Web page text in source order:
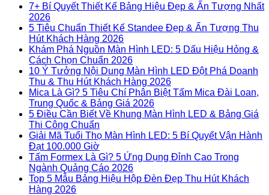
7+ Bí Quyết Thiết Kế Bảng Hiệu Đẹp & Ấn Tượng Nhất
2026
5 Tiêu Chuẩn Thiết Kế Standee Đẹp & Ấn Tượng Thu
Hút Khách Hàng 2026
Khám Phá Nguồn Màn Hình LED: 5 Dấu Hiệu Hỏng &
Cách Chọn Chuẩn 2026
10 Ý Tưởng Nội Dung Màn Hình LED Đột Phá Doanh
Thu & Thu Hút Khách Hàng 2026
Mica Là Gì? 5 Tiêu Chí Phân Biệt Tấm Mica Đài Loan,
Trung Quốc & Bảng Giá 2026
5 Điều Cần Biết Về Khung Màn Hình LED & Bảng Giá
Thi Công Chuẩn
Giải Mã Tuổi Thọ Màn Hình LED: 5 Bí Quyết Vận Hành
Đạt 100.000 Giờ
Tấm Formex Là Gì? 5 Ứng Dụng Đỉnh Cao Trong
Ngành Quảng Cáo 2026
Top 5 Mẫu Bảng Hiệu Hộp Đèn Đẹp Thu Hút Khách
Hàng 2026